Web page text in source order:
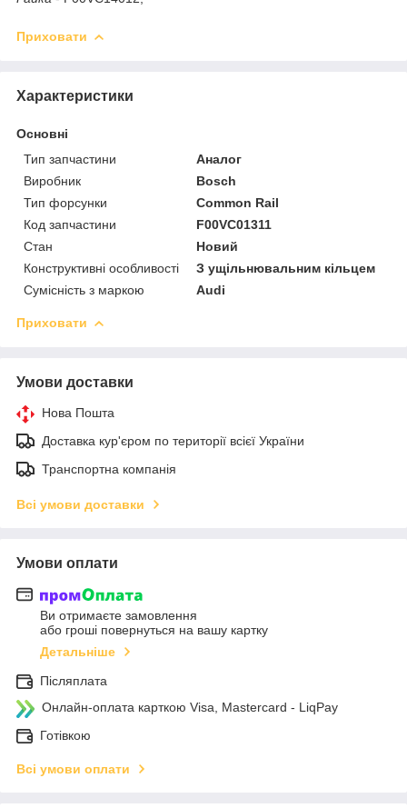
Приховати
Характеристики
Основні
Тип запчастини
Аналог
Виробник
Bosch
Тип форсунки
Common Rail
Код запчастини
F00VC01311
Стан
Новий
Конструктивні особливості
З ущільнювальним кільцем
Сумісність з маркою
Audi
Приховати
Умови доставки
Нова Пошта
Доставка кур'єром по території всієї України
Транспортна компанія
Всі умови доставки
Умови оплати
Ви отримаєте замовлення
або гроші повернуться на вашу картку
Детальніше
Післяплата
Онлайн-оплата карткою Visa, Mastercard - LiqPay
Готівкою
Всі умови оплати